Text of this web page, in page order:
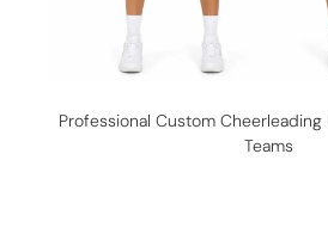
Professional Custom
Teams